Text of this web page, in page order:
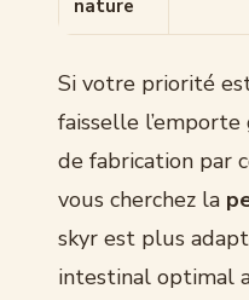
nature
Si votre priorité
faisselle l’emporte
de fabrication par
vous cherchez la
skyr est plus
intestinal optimal